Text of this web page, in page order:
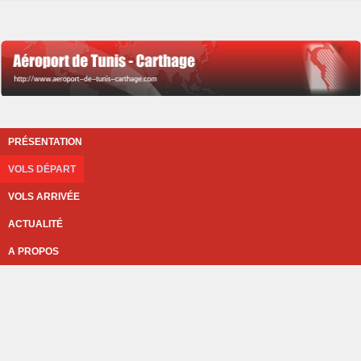
PRÉSENTATION
VOLS DÉPART
VOLS ARRIVÉE
ACTUALITÉ
A PROPOS